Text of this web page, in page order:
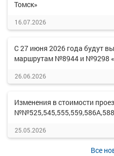
Томск»
16.07.2026
С 27 июня 2026 года будут
маршрутам №8944 и №9298
26.06.2026
Изменения в стоимости
25.05.2026
Все